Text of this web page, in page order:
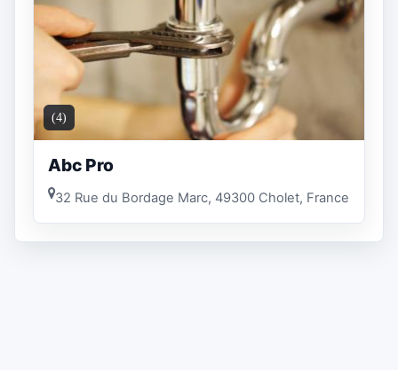
(4)
Abc Pro
32 Rue du Bordage Marc, 49300 Cholet, France